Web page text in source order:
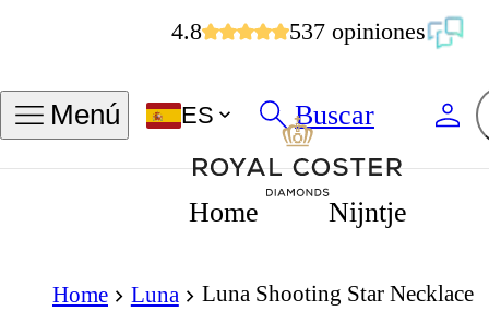
4.8 537 opiniones
Menú ES Buscar
Home Nijntje
Home Luna Luna Shooting Star Necklace